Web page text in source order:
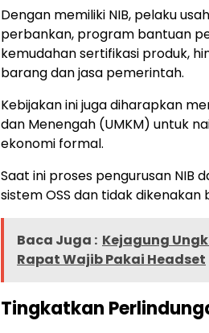
Dengan memiliki NIB, pelaku
perbankan, program bantuan
kemudahan sertifikasi produk,
barang dan jasa pemerintah.
Kebijakan ini juga diharapkan
dan Menengah (UMKM) untuk
ekonomi formal.
Saat ini proses pengurusan NIB
sistem OSS dan tidak dikenakan
Baca Juga : Kejagung
Rapat Wajib Pakai Headset
Tingkatkan